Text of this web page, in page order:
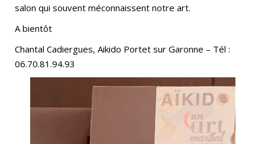
salon qui souvent méconnaissent notre art.
A bientôt
Chantal Cadiergues, Aikido Portet sur Garonne – Tél :
06.70.81.94.93